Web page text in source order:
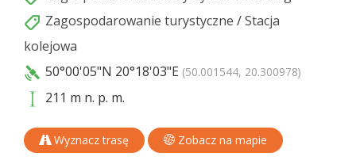
Zagospodarowanie turystyczne /Stacja
kolejowa
50°00'05"N 20°18'03"E (50.001544, 20.300978)
211 m n. p. m.
Wyznacz trasę Zobacz na mapie